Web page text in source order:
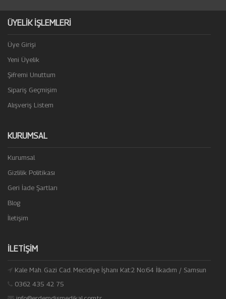
ÜYELİK İŞLEMLERİ
Üye Girişi
Yeni Üyelik
Şifremi Unuttum
Sipariş Geçmişim
Alışveriş Listem
KURUMSAL
Kurumsal
Gizlilik Politikası
Geri İade Şartları
Blog
İletişim
İLETIŞIM
Kale Mah. Gazi Cad. Mecidiye İşhanı Kat:2 No:64 İlkadım / Samsun
0362 435 42 75